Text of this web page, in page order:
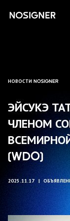
ГЛАВНАЯ
НОВОСТИ NOSIGNER
ЭЙСУКЭ
ЧЛЕНОМ
(WDO)
2025.11.17